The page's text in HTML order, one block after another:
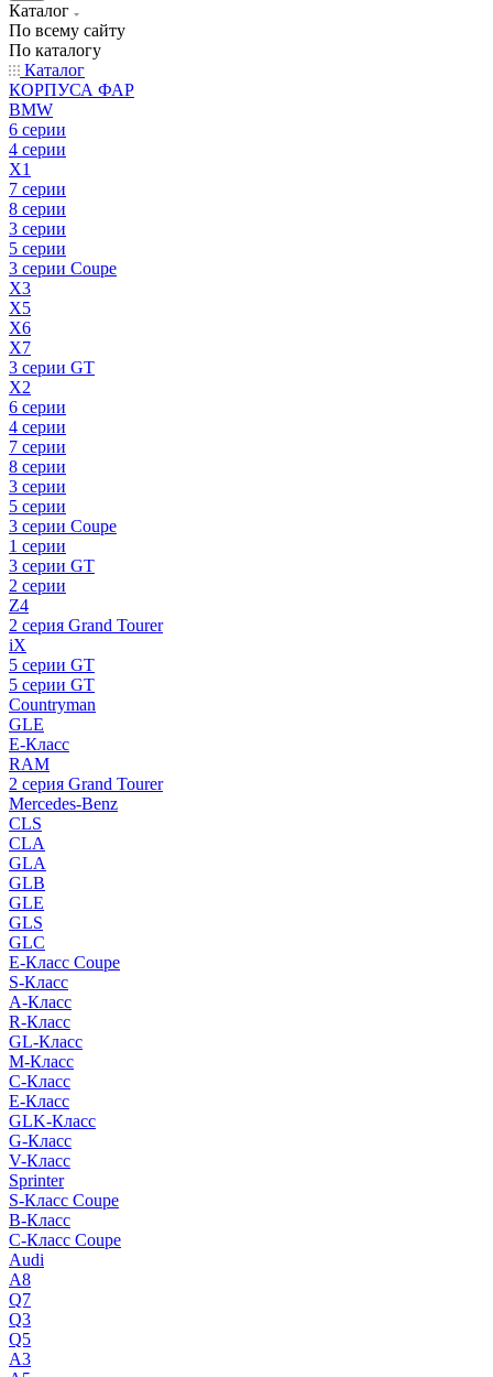
Каталог
По всему сайту
По каталогу
Каталог
КОРПУСА ФАР
BMW
6 серии
4 серии
X1
7 серии
8 серии
3 серии
5 серии
3 серии Coupe
X3
X5
X6
X7
3 серии GT
X2
6 серии
4 серии
7 серии
8 серии
3 серии
5 серии
3 серии Coupe
1 серии
3 серии GT
2 серии
Z4
2 серия Grand Tourer
iX
5 серии GT
5 серии GT
Countryman
GLE
E-Класс
RAM
2 серия Grand Tourer
Mercedes-Benz
CLS
CLA
GLA
GLB
GLE
GLS
GLC
E-Класс Coupe
S-Класс
A-Класс
R-Класс
GL-Класс
M-Класс
C-Класс
E-Класс
GLK-Класс
G-Класс
V-Класс
Sprinter
S-Класс Сoupe
B-Класс
C-Класс Coupe
Audi
A8
Q7
Q3
Q5
A3